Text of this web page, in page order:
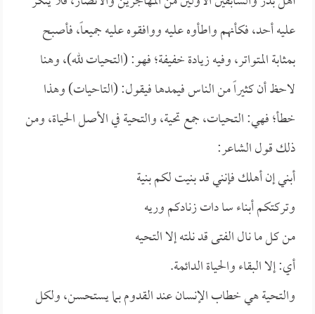
عليه أحد، فكأنهم واطأوه عليه ووافقوه عليه جميعاً، فأصبح
بمثابة المتواتر، وفيه زيادة خفيفة؛ فهو: (التحيات لله)، وهنا
لاحظ أن كثيراً من الناس فيمدها فيقول: (التاحيات) وهذا
خطأ؛ فهي: التحيات، جمع تحية، والتحية في الأصل الحياة، ومن
ذلك قول الشاعر:
أبني إن أهلك فإنني قد بنيت لكم بنية
وتركتكم أبناء سا دات زنادكم وريه
من كل ما نال الفتى قد نلته إلا التحيه
أي: إلا البقاء والحياة الدائمة.
والتحية هي خطاب الإنسان عند القدوم بما يستحسن، ولكل